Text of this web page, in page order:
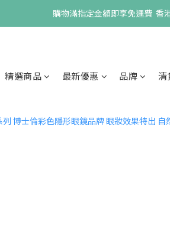
購物滿指定金額即享免運費  香
精選商品 最新優惠 品牌 清